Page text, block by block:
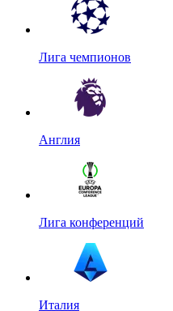
Лига чемпионов
Англия
Лига конференций
Италия